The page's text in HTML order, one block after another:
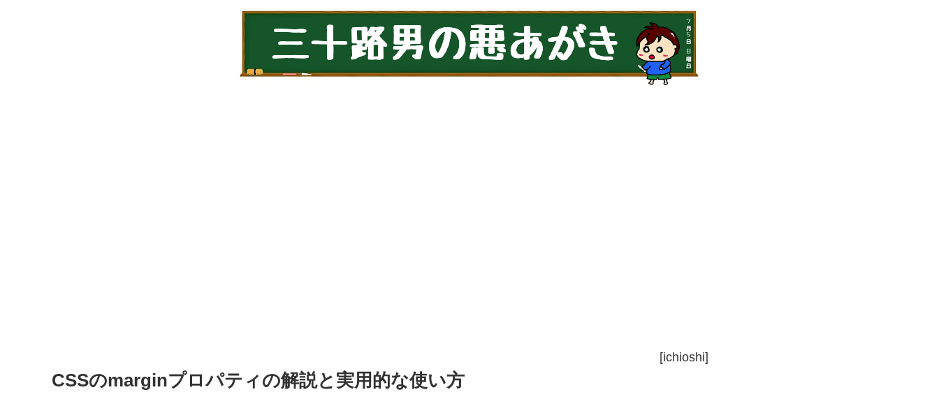
CSSのmarginプロパティの解説と実用的な使い方
[ichioshi]